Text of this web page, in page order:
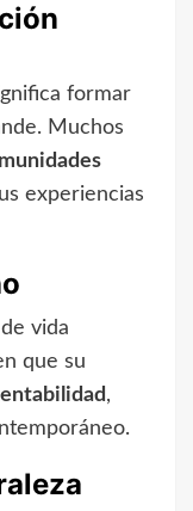
formar
Muchos
experiencias
vida
que su
,